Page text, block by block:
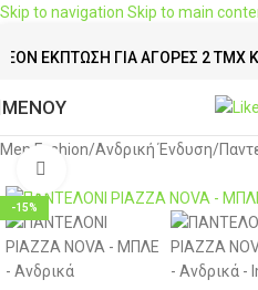
Skip to navigation Skip to main
ΓΙΑ ΑΓΟΡΈΣ 2 ΤΜΧ ΚΑΙ
ΜΕΝΟΥ
Men Fashion/Ανδρική Ένδυση/
-15%